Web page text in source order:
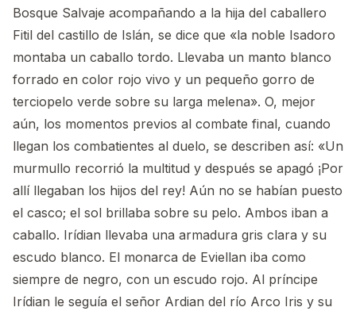
Bosque Salvaje acompañando a la hija del caballero
Fitil del castillo de Islán, se dice que «la noble Isadoro
montaba un caballo tordo. Llevaba un manto blanco
forrado en color rojo vivo y un pequeño gorro de
terciopelo verde sobre su larga melena». O, mejor
aún, los momentos previos al combate final, cuando
llegan los combatientes al duelo, se describen así: «Un
murmullo recorrió la multitud y después se apagó ¡Por
allí llegaban los hijos del rey! Aún no se habían puesto
el casco; el sol brillaba sobre su pelo. Ambos iban a
caballo. Irídian llevaba una armadura gris clara y su
escudo blanco. El monarca de Eviellan iba como
siempre de negro, con un escudo rojo. Al príncipe
Irídian le seguía el señor Ardian del río Arco Iris y su